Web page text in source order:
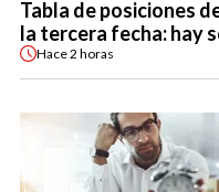
Tabla de posiciones
la tercera fecha: hay
Hace2 horas